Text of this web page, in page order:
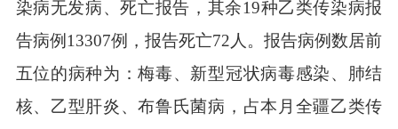
染病无发病、死亡报告，其余19种乙类传染病报
告病例13307例，报告死亡72 人。报告病例数居前
五位的病种为：梅毒、新型冠状病毒感染、肺结
核、乙型肝炎、布鲁氏菌病 ，占本月全疆乙类传